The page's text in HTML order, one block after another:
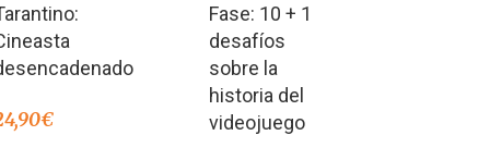
€
Fase: 10 + 1
desafíos
sobre la
historia del
videojuego